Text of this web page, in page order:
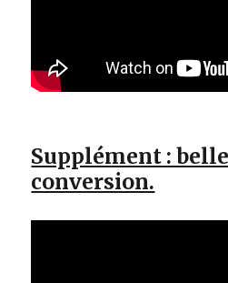
Supplément :
conversion.